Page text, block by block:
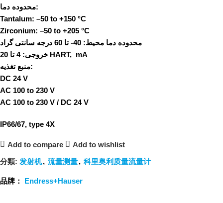
محدوده دما:
Tantalum: –50 to +150 °C
Zirconium: –50 to +205 °C
محدوده دما محیط:
خروجی: 4 تا 20 HART, mA
منبع تغذیه:
DC 24 V
AC 100 to 230 V
AC 100 to 230 V / DC 24 V
IP66/67, type 4X
Add to compare Add to wishlist
分類: 发射机, 流量测量, 科里奥利质量流量计
品牌： Endress+Hauser